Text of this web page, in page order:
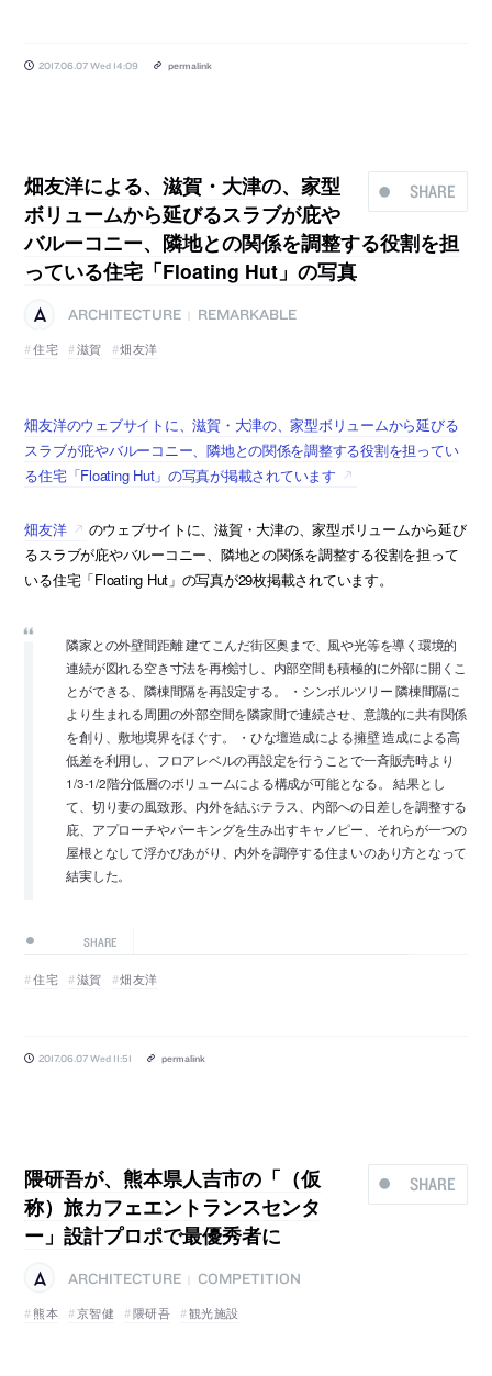
2017.06.07 Wed 14:09 permalink
SHARE
畑友洋による、滋賀・大津の、家型
ボリュームから延びるスラブが庇や
バルーコニー、隣地との関係を調整する役割を担
っている住宅「Floating Hut」の写真
ARCHITECTURE
REMARKABLE
住宅
滋賀 畑友洋
畑友洋のウェブサイトに、滋賀・大津の、家型ボリュームから延びる
スラブが庇やバルーコニー、隣地との関係を調整する役割を担ってい
る住宅「Floating Hut」の写真が掲載されています
畑友洋
のウェブサイトに、滋賀・大津の、家型ボリュームから延び
るスラブが庇やバルーコニー、隣地との関係を調整する役割を担って
いる住宅「Floating Hut」の写真が29枚掲載されています。
隣家との外壁間距離 建てこんだ街区奥まで、風や光等を導く環境的
連続が図れる空き寸法を再検討し、内部空間も積極的に外部に開くこ
とができる、隣棟間隔を再設定する。 ・シンボルツリー 隣棟間隔に
より生まれる周囲の外部空間を隣家間で連続させ、意識的に共有関係
を創り、敷地境界をほぐす。 ・ひな壇造成による擁壁 造成による高
低差を利用し、フロアレベルの再設定を行うことで一斉販売時より
1/3-1/2階分低層のボリュームによる構成が可能となる。 結果とし
て、切り妻の風致形、内外を結ぶテラス、内部への日差しを調整する
庇、アプローチやパーキングを生み出すキャノピー、それらが一つの
屋根となして浮かびあがり、内外を調停する住まいのあり方となって
結実した。
SHARE
住宅 滋賀 畑友洋
2017.06.07 Wed 11:51 permalink
SHARE
隈研吾が、熊本県人吉市の「（仮
称）旅カフェエントランスセンタ
ー」設計プロポで最優秀者に
ARCHITECTURE
COMPETITION
熊本
京智健 隈研吾 観光施設